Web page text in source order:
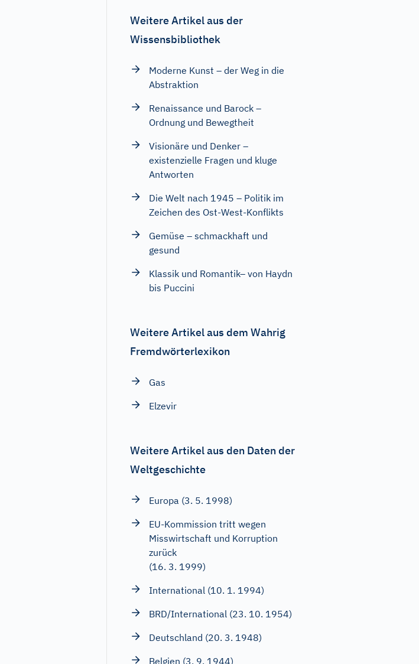
Weitere Artikel aus der
Wissensbibliothek
Moderne Kunst – der Weg in die
Abstraktion
Renaissance und Barock –
Ordnung und Bewegtheit
Visionäre und Denker –
existenzielle Fragen und kluge
Antworten
Die Welt nach 1945 – Politik im
Zeichen des Ost-West-Konflikts
Gemüse – schmackhaft und
gesund
Klassik und Romantik– von Haydn
bis Puccini
Weitere Artikel aus dem Wahrig
Fremdwörterlexikon
Gas
Elzevir
Weitere Artikel aus den Daten der
Weltgeschichte
Europa (3. 5. 1998)
EU-Kommission tritt wegen
Misswirtschaft und Korruption
zurück
(16. 3. 1999)
International (10. 1. 1994)
BRD/International (23. 10. 1954)
Deutschland (20. 3. 1948)
Belgien (3. 9. 1944)